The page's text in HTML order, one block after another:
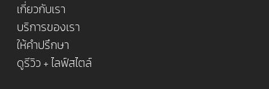
เกี่ยวกับเรา
บริการของเรา
ให้คำปรึกษา
ดูรีวิว + ไลฟ์สไตล์